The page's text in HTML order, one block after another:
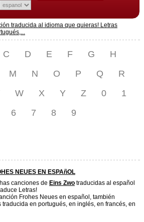
traducida al idioma que quieras! Letras
C D E F G
H
M N O P Q
R
W X Y Z 0
1
6 7 8 9
NEUES EN ESPAñOL
canciones de Eins Zwo traducidas al español
Letras!
Frohes Neues en español, también
en portugués, en inglés, en francés, en